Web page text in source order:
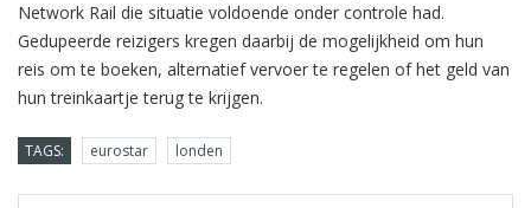
Network Rail die situatie voldoende onder controle had.
Gedupeerde reizigers kregen daarbij de mogelijkheid om hun
reis om te boeken, alternatief vervoer te regelen of het geld van
hun treinkaartje terug te krijgen.
TAGS: eurostar londen